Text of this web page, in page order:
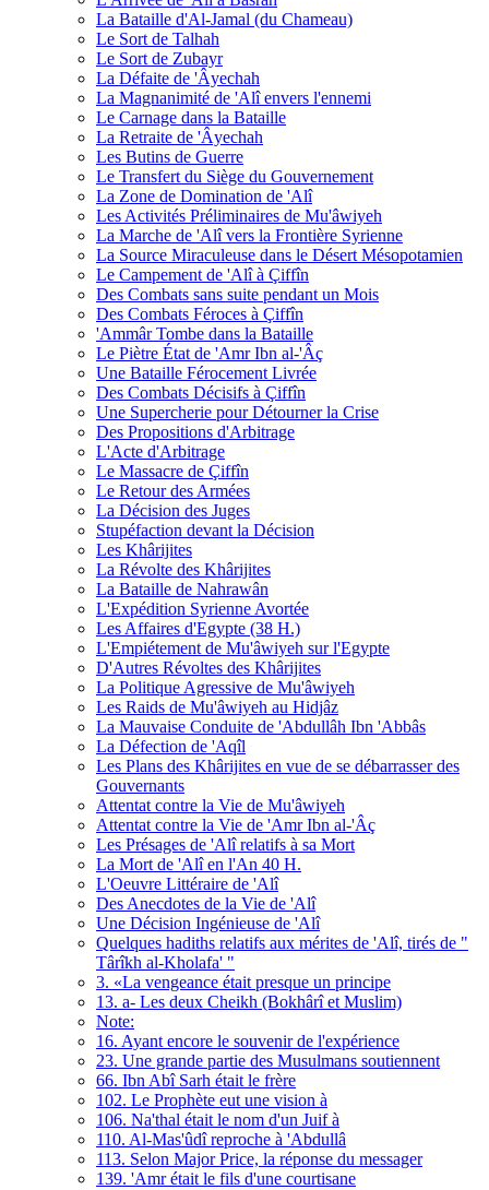
La Bataille d'Al-Jamal (du Chameau)
Le Sort de Talhah
Le Sort de Zubayr
La Défaite de 'Âyechah
La Magnanimité de 'Alî envers l'ennemi
Le Carnage dans la Bataille
La Retraite de 'Âyechah
Les Butins de Guerre
Le Transfert du Siège du Gouvernement
La Zone de Domination de 'Alî
Les Activités Préliminaires de Mu'âwiyeh
La Marche de 'Alî vers la Frontière Syrienne
La Source Miraculeuse dans le Désert Mésopotamien
Le Campement de 'Alî à Çiffîn
Des Combats sans suite pendant un Mois
Des Combats Féroces à Çiffîn
'Ammâr Tombe dans la Bataille
Le Piètre État de 'Amr Ibn al-'Âç
Une Bataille Férocement Livrée
Des Combats Décisifs à Çiffîn
Une Supercherie pour Détourner la Crise
Des Propositions d'Arbitrage
L'Acte d'Arbitrage
Le Massacre de Çiffîn
Le Retour des Armées
La Décision des Juges
Stupéfaction devant la Décision
Les Khârijites
La Révolte des Khârijites
La Bataille de Nahrawân
L'Expédition Syrienne Avortée
Les Affaires d'Egypte (38 H.)
L'Empiétement de Mu'âwiyeh sur l'Egypte
D'Autres Révoltes des Khârijites
La Politique Agressive de Mu'âwiyeh
Les Raids de Mu'âwiyeh au Hidjâz
La Mauvaise Conduite de 'Abdullâh Ibn 'Abbâs
La Défection de 'Aqîl
Les Plans des Khârijites en vue de se débarrasser des
Gouvernants
Attentat contre la Vie de Mu'âwiyeh
Attentat contre la Vie de 'Amr Ibn al-'Âç
Les Présages de 'Alî relatifs à sa Mort
La Mort de 'Alî en l'An 40 H.
L'Oeuvre Littéraire de 'Alî
Des Anecdotes de la Vie de 'Alî
Une Décision Ingénieuse de 'Alî
Quelques hadiths relatifs aux mérites de 'Alî, tirés de "
Târîkh al-Kholafa' "
3. «La vengeance était presque un principe
13. a- Les deux Cheikh (Bokhârî et Muslim)
Note:
16. Ayant encore le souvenir de l'expérience
23. Une grande partie des Musulmans soutiennent
66. Ibn Abî Sarh était le frère
102. Le Prophète eut une vision à
106. Na'thal était le nom d'un Juif à
110. Al-Mas'ûdî reproche à 'Abdullâ
113. Selon Major Price, la réponse du messager
139. 'Amr était le fils d'une courtisane